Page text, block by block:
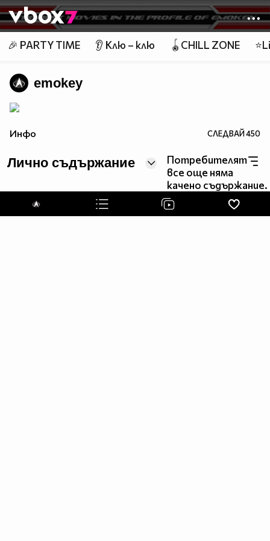
👾
🎉 PARTY TIME 👂 Клю – клю 🪀CHILL ZONE
emokey
Инфо СЛЕДВАЙ450
Лично съдържание
Потребителят
все още няма
качено съдържание.